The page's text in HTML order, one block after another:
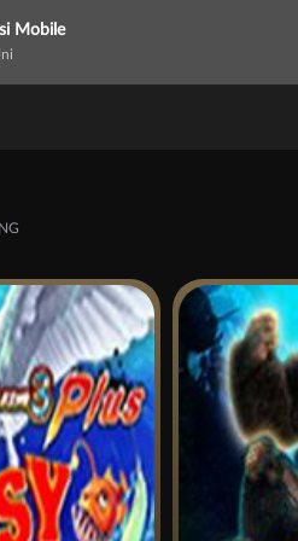
Mobile